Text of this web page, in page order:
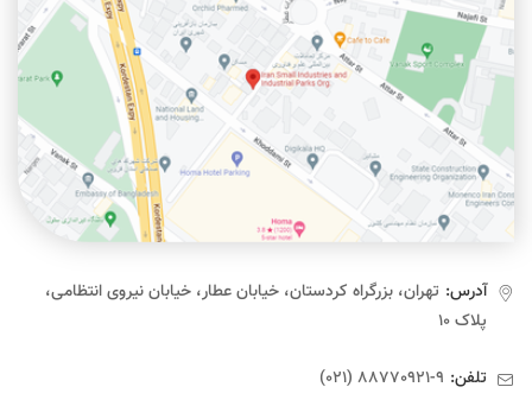
آدرس: تهران، بزرگراه کردستان، خیابان عطار، خیابان نیروی انتظامی،
پلاک ۱۰
تلفن: 9-88770921 (021)